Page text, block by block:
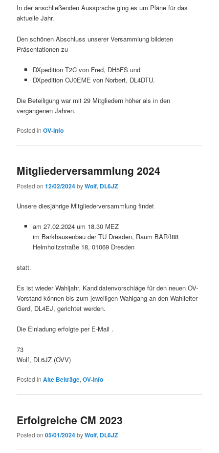
In der anschließenden Aussprache ging es um Pläne für das
aktuelle Jahr.
Den schönen Abschluss unserer Versammlung bildeten
Präsentationen zu
DXpedition T2C von Fred, DH5FS und
DXpedition OJ0EME von Norbert, DL4DTU.
Die Beteiligung war mit 29 Mitgliedern höher als in den
vergangenen Jahren.
Posted in OV-Info
Mitgliederversammlung 2024
Posted on12/02/2024byWolf, DL6JZ
Unsere diesjährige Mitgliederversammlung findet
am 27.02.2024 um 18.30 MEZ
im Barkhausenbau der TU Dresden, Raum BAR/I88
Helmholtzstraße 18, 01069 Dresden
statt.
Es ist wieder Wahljahr. Kandidatenvorschläge für den neuen OV-
Vorstand können bis zum jeweiligen Wahlgang an den Wahlleiter
Gerd, DL4EJ, gerichtet werden.
Die Einladung erfolgte per E-Mail .
73
Wolf, DL6JZ (OVV)
Posted in Alte Beiträge,OV-Info
Erfolgreiche CM 2023
Posted on05/01/2024byWolf, DL6JZ